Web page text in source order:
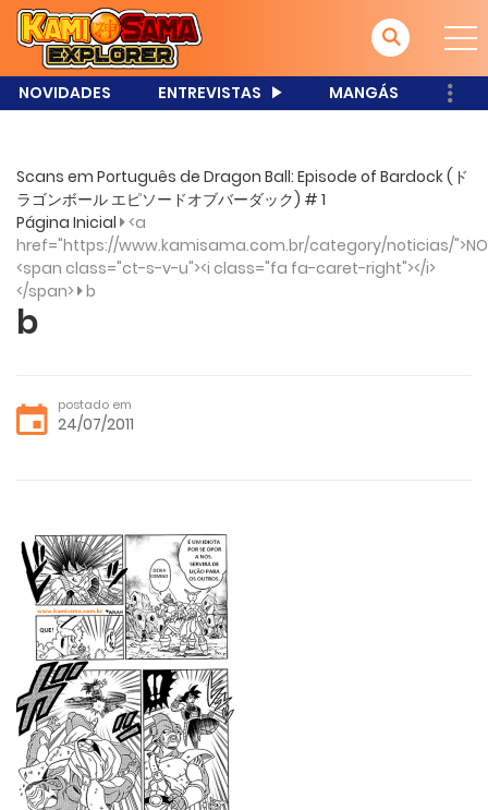
NOVIDADES ENTREVISTAS MANGÁS
Scans em Português de Dragon Ball: Episode of Bardock (ド
ラゴンボール エピソードオブバーダック) # 1
Página Inicial <a
href="https://www.kamisama.com.br/category/noticias/
<span class="ct-s-v-u"><i class="fa fa-caret-right"></i>
</span> b
b
postado em
24/07/2011